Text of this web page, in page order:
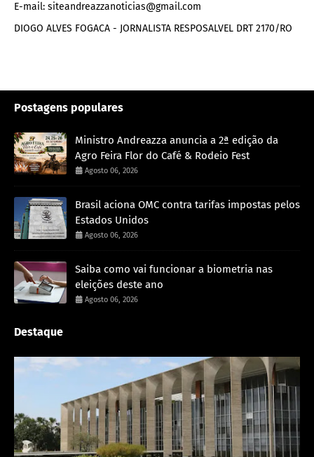
E-mail: siteandreazzanoticias@gmail.com
DIOGO ALVES FOGACA - JORNALISTA RESPOSALVEL DRT 2170/RO
Postagens populares
Ministro Andreazza anuncia a 2ª edição da
Agro Feira Flor do Café & Rodeio Fest
Agosto 06, 2026
Brasil aciona OMC contra tarifas impostas pelos
Estados Unidos
Agosto 06, 2026
Saiba como vai funcionar a biometria nas
eleições deste ano
Agosto 06, 2026
Destaque